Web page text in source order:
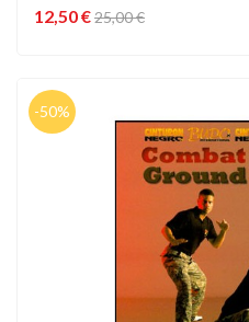
12,50 €25,00 €
-50%